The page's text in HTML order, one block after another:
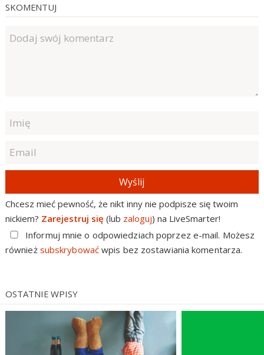
SKOMENTUJ
Wyślij
Chcesz mieć pewność, że nikt inny nie podpisze się twoim
nickiem? Zarejestruj się (lub zaloguj) na LiveSmarter!
Informuj mnie o odpowiedziach poprzez e-mail. Możesz
również subskrybowaćwpis bez zostawiania komentarza.
OSTATNIE WPISY